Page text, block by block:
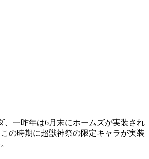
、一昨年は6月末にホームズが実装され
の時期に超獣神祭の限定キャラが実装